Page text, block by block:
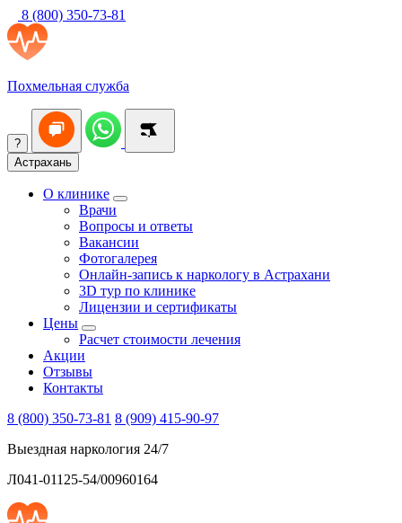
8 (800) 350-73-81
Похмельная служба
?
Астрахань
О клинике
Врачи
Вопросы и ответы
Вакансии
Фотогалерея
Онлайн-запись к наркологу в Астрахани
3D тур по клинике
Лицензии и сертификаты
Цены
Расчет стоимости лечения
Акции
Отзывы
Контакты
8 (800) 350-73-81 8 (909) 415-90-97
Выездная наркология 24/7
Л041-01125-54/00960164